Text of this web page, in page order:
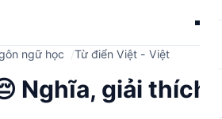
ngữ học Từ điển Việt - Việt
Nghĩa, giải thích